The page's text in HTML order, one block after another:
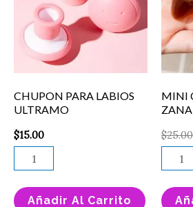
CHUPON PARA LABIOS
ULTRAMO
$15.00
ULTRAMO
cantidad
Añadir Al Carrito
MINI
$25.00
PIEZA